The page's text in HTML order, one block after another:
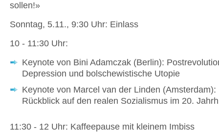
sollen!»
Sonntag, 5.11., 9:30 Uhr: Einlass
10 - 11:30 Uhr:
Keynote von Bini Adamczak (Berlin):
Depression und bolschewistische Utopie
Keynote von Marcel van der Linden (Amsterdam):
Rückblick auf den realen Sozialismus im 20.
11:30 - 12 Uhr: Kaffeepause mit kleinem Imbiss